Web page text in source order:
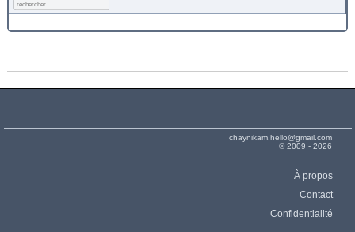
chaynikam.hello@gmail.com
© 2009 - 2026
À propos
Contact
Confidentialité